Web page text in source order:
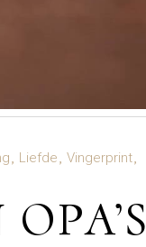
Liefde
Vingerprint